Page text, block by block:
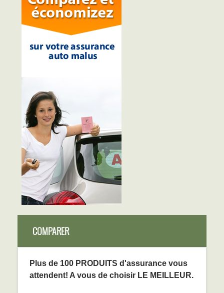
COMPARER
Plus de 100 PRODUITS d'assurance vous
attendent! A vous de choisir LE MEILLEUR.